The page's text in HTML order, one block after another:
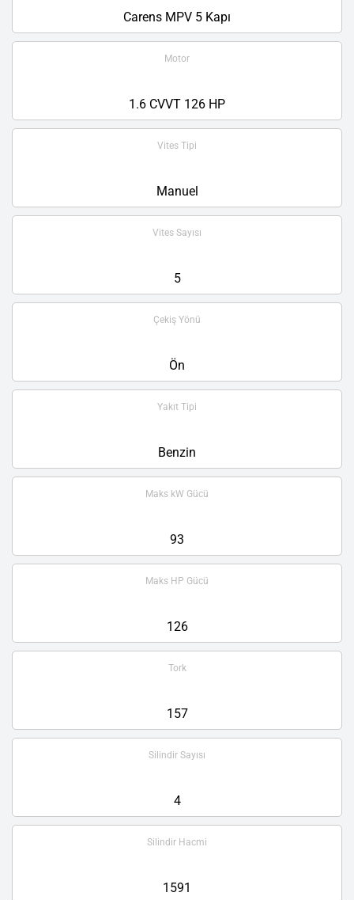
Carens MPV 5 Kapı
Motor
1.6 CVVT 126 HP
Vites Tipi
Manuel
Vites Sayısı
5
Çekiş Yönü
Ön
Yakıt Tipi
Benzin
Maks kW Gücü
93
Maks HP Gücü
126
Tork
157
Silindir Sayısı
4
Silindir Hacmi
1591